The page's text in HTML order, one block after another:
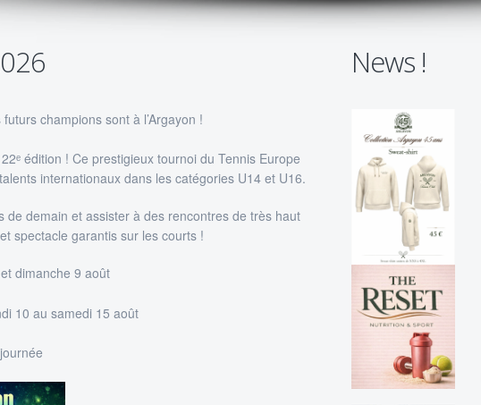
futurs champions sont à l’Argayon !
édition ! Ce prestigieux tournoi du Tennis Europe
internationaux dans les catégories U14 et U16.
de demain et assister à des rencontres de très haut
spectacle garantis sur les courts !
dimanche 9 août
10 au samedi 15 août
News !